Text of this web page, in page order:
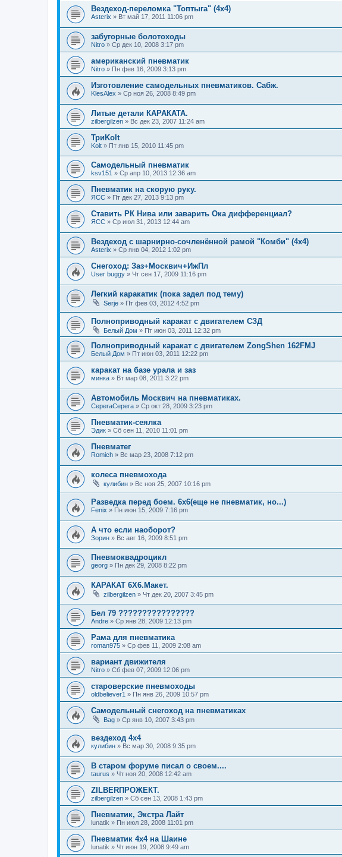
Вездеход-переломка "Топтыга" (4х4)
Asterix » Вт май 17, 2011 11:06 pm
забугорные болотоходы
Nitro » Ср дек 10, 2008 3:17 pm
американский пневматик
Nitro » Пн фев 16, 2009 3:13 pm
Изготовление самодельных пневматиков. Сабж.
KlesAlex » Ср ноя 26, 2008 8:49 pm
Литые детали КАРАКАТА.
zilbergilzen » Вс дек 23, 2007 11:24 am
ТриKolt
Kolt » Пт янв 15, 2010 11:45 pm
Самодельный пневматик
ksv151 » Ср апр 10, 2013 12:36 am
Пневматик на скорую руку.
ЯСС » Пт дек 27, 2013 9:13 pm
Ставить РК Нива или заварить Ока дифференциал?
ЯСС » Ср июл 31, 2013 12:44 am
Вездеход с шарнирно-сочленённой рамой "Комби" (4х4)
Asterix » Ср янв 04, 2012 1:02 pm
Снегоход: Заз+Москвич+ИжПл
User buggy » Чт сен 17, 2009 11:16 pm
Легкий каракатик (пока задел под тему)
Serje » Пт фев 03, 2012 4:52 pm
Полноприводный каракат с двигателем СЗД
Белый Дом » Пт июн 03, 2011 12:32 pm
Полноприводный каракат с двигателем ZongShen 162FMJ
Белый Дом » Пт июн 03, 2011 12:22 pm
каракат на базе урала и заз
минка » Вт мар 08, 2011 3:22 pm
Автомобиль Москвич на пневматиках.
СерегаСерега » Ср окт 28, 2009 3:23 pm
Пневматик-сеялка
Эдик » Сб сен 11, 2010 11:01 pm
Пневматег
Romich » Вс мар 23, 2008 7:12 pm
колеса пневмохода
кулибин » Вс ноя 25, 2007 10:16 pm
Разведка перед боем. 6х6(еще не пневматик, но...)
Fenix » Пн июн 15, 2009 7:16 pm
А что если наоборот?
Зорин » Вс авг 16, 2009 8:51 pm
Пневмоквадроцикл
georg » Пн дек 29, 2008 8:22 pm
КАРАКАТ 6Х6.Макет.
zilbergilzen » Чт дек 20, 2007 3:45 pm
Бел 79 ????????????????
Andre » Ср янв 28, 2009 12:13 pm
Рама для пневматика
roman975 » Ср фев 11, 2009 2:08 am
вариант движителя
Nitro » Сб фев 07, 2009 12:06 pm
староверские пневмоходы
oldbeliever1 » Пн янв 26, 2009 10:57 pm
Самодельный снегоход на пневматиках
Bag » Ср янв 10, 2007 3:43 pm
вездеход 4х4
кулибин » Вс мар 30, 2008 9:35 pm
В старом форуме писал о своем....
taurus » Чт ноя 20, 2008 12:42 am
ZILBERПРОЖЕКТ.
zilbergilzen » Сб сен 13, 2008 1:43 pm
Пневматик, Экстра Лайт
lunatik » Пн июл 28, 2008 11:01 pm
Пневматик 4х4 на Шаине
lunatik » Чт июн 19, 2008 9:49 am